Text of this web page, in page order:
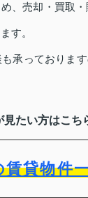
、売却・買取
す。
承っておりま
たい方はこち
賃貸物件